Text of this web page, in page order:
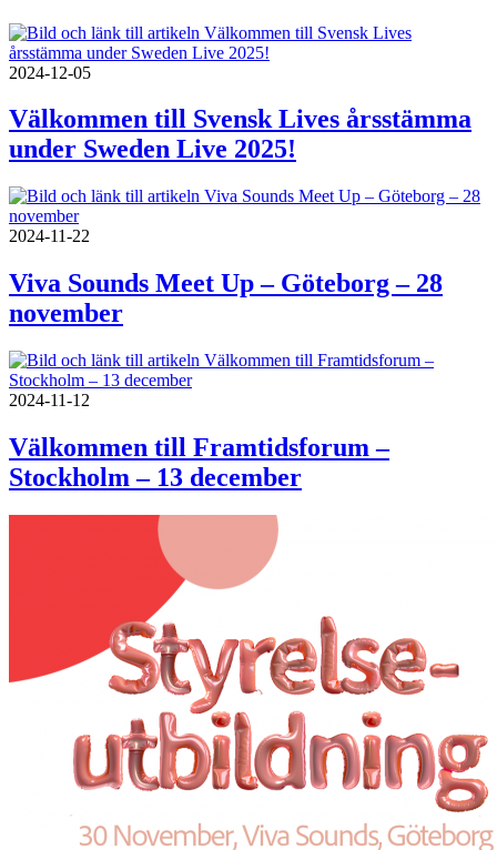
2024-12-05
Välkommen till Svensk Lives årsstämma
under Sweden Live 2025!
2024-11-22
Viva Sounds Meet Up – Göteborg – 28
november
2024-11-12
Välkommen till Framtidsforum –
Stockholm – 13 december